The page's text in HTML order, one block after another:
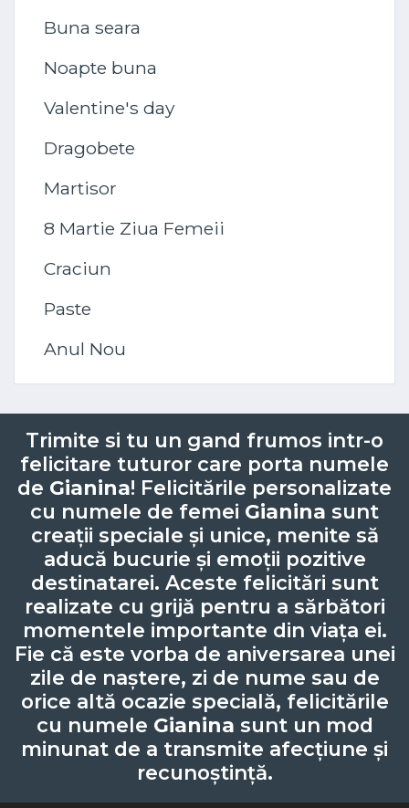
Buna seara
Noapte buna
Valentine's day
Dragobete
Martisor
8 Martie Ziua Femeii
Craciun
Paste
Anul Nou
Trimite si tu un gand frumos intr-o
felicitare tuturor care porta numele
de Gianina! Felicitările personalizate
cu numele de femei Gianina sunt
creații speciale și unice, menite să
aducă bucurie și emoții pozitive
destinatarei. Aceste felicitări sunt
realizate cu grijă pentru a sărbători
momentele importante din viața ei.
Fie că este vorba de aniversarea unei
zile de naștere, zi de nume sau de
orice altă ocazie specială, felicitările
cu numele Gianina sunt un mod
minunat de a transmite afecțiune și
recunoștință.